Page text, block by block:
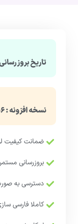
تاریخ بروزرسانی : ۱۸ بهمن ماه
نسخه افزونه : ۷.۵۶
ضمانت کیفیت
بروزرسانی
دسترسی به
کاملا فارسی